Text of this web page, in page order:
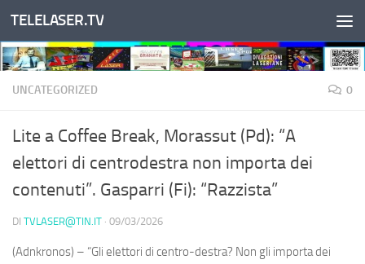
Salta al contenuto
TELELASER.TV
UNCATEGORIZED 0
Lite a Coffee Break, Morassut (Pd): “A
elettori di centrodestra non importa dei
contenuti”. Gasparri (Fi): “Razzista”
DI TVLASER@TIN.IT · 09/03/2026
(Adnkronos) – “Gli elettori di centro-destra? Non gli importa dei